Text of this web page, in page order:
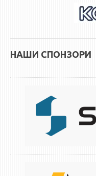
НАШИ СПОНЗОРИ